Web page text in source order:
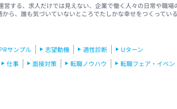
する、求人だけでは見えない、企業で働く人々の日常や職
ら、誰も気づいていないところでたしかな幸せをつくってい
サンプル 志望動機 適性診断
Uターン
仕事 面接対策 転職ノウハウ 転職フェア・イベン